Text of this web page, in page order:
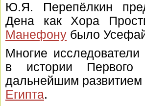
Ю.Я. Перепёлкин
Дена как Хора
Манефону было
Многие
в истории Первого
дальнейшим развитием
Египта.